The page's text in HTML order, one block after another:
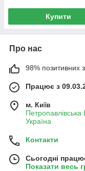
Купити
Про нас
98% позитивних з
Працює з
м. Київ
Україна
Контакти
Сьогодні
Показати весь